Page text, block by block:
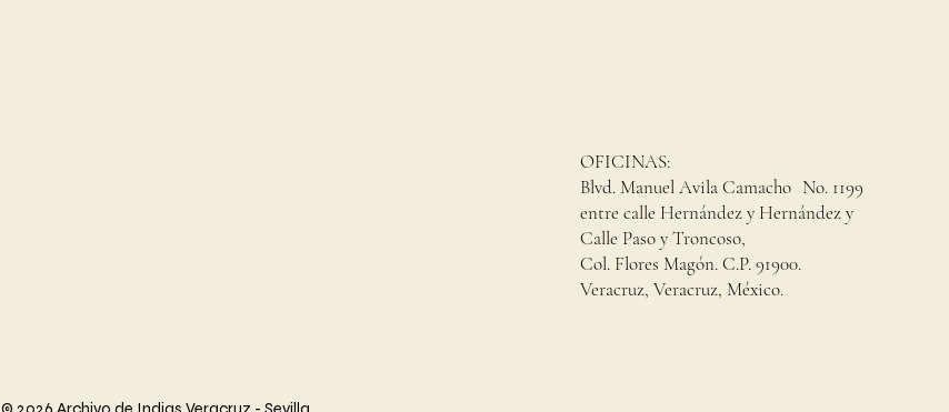
OFICINAS:
Blvd. Manuel Avila Camacho No. 1199
entre calle Hernández y Hernández y
Calle Paso y Troncoso,
Col. Flores Magón. C.P. 91900.
Veracruz, Veracruz, México.